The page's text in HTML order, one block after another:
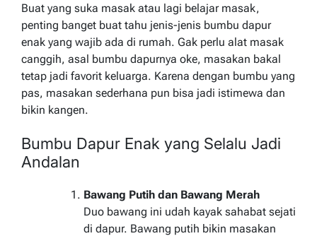
Buat yang suka masak atau lagi belajar masak,
penting banget buat tahu jenis-jenis bumbu dapur
enak yang wajib ada di rumah. Gak perlu alat masak
canggih, asal bumbu dapurnya oke, masakan bakal
tetap jadi favorit keluarga. Karena dengan bumbu yang
pas, masakan sederhana pun bisa jadi istimewa dan
bikin kangen.
Bumbu Dapur Enak yang Selalu Jadi
Andalan
Bawang Putih dan Bawang Merah
Duo bawang ini udah kayak sahabat sejati
di dapur. Bawang putih bikin masakan